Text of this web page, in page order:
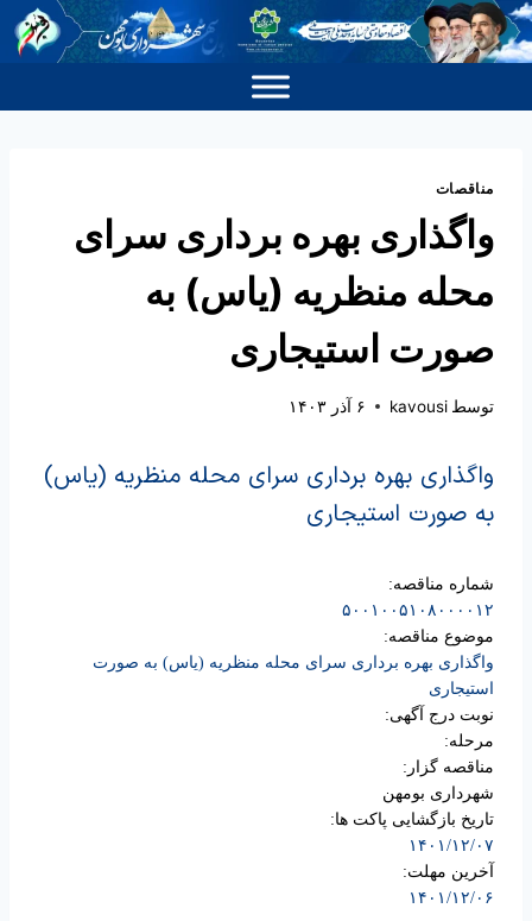
مناقصات
واگذاری بهره برداری سرای
محله منظریه (یاس) به
صورت استیجاری
توسط kavousi ۶ آذر ۱۴۰۳
واگذاری بهره برداری سرای محله منظریه (یاس)
به صورت استیجاری
شماره مناقصه:
۵۰۰۱۰۰۵۱۰۸۰۰۰۰۱۲
موضوع مناقصه:
واگذاری بهره برداری سرای محله منظریه (یاس) به صورت
استیجاری
نوبت درج آگهی:
مرحله:
مناقصه گزار:
شهرداری بومهن
تاریخ بازگشایی پاکت ها:
۱۴۰۱/۱۲/۰۷
آخرین مهلت:
۱۴۰۱/۱۲/۰۶